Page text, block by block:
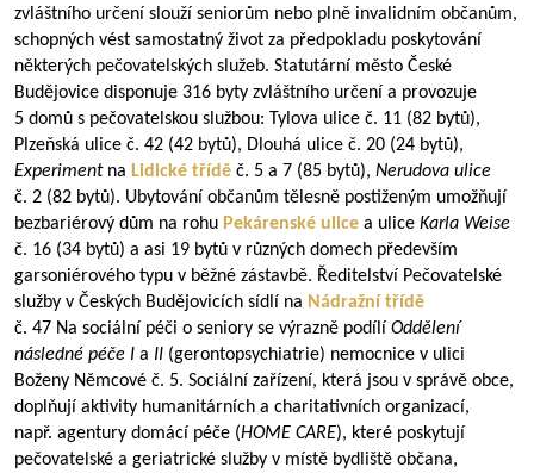
zvláštního určení slouží seniorům nebo plně invalidním občanům,
schopných vést samostatný život za předpokladu poskytování
některých pečovatelských služeb. Statutární město České
Budějovice disponuje 316 byty zvláštního určení a provozuje
5 domů s pečovatelskou službou: Tylova ulice č. 11 (82 bytů),
Plzeňská ulice č. 42 (42 bytů), Dlouhá ulice č. 20 (24 bytů),
Experiment na Lidické třídě č. 5 a 7 (85 bytů), Nerudova ulice
č. 2 (82 bytů). Ubytování občanům tělesně postiženým umožňují
bezbariérový dům na rohu Pekárenské ulice a ulice Karla Weise
č. 16 (34 bytů) a asi 19 bytů v různých domech především
garsoniérového typu v běžné zástavbě. Ředitelství Pečovatelské
služby v Českých Budějovicích sídlí na Nádražní třídě
č. 47 Na sociální péči o seniory se výrazně podílí Oddělení
následné péče I a II (gerontopsychiatrie) nemocnice v ulici
Boženy Němcové č. 5. Sociální zařízení, která jsou v správě obce,
doplňují aktivity humanitárních a charitativních organizací,
např. agentury domácí péče (HOME CARE), které poskytují
pečovatelské a geriatrické služby v místě bydliště občana,